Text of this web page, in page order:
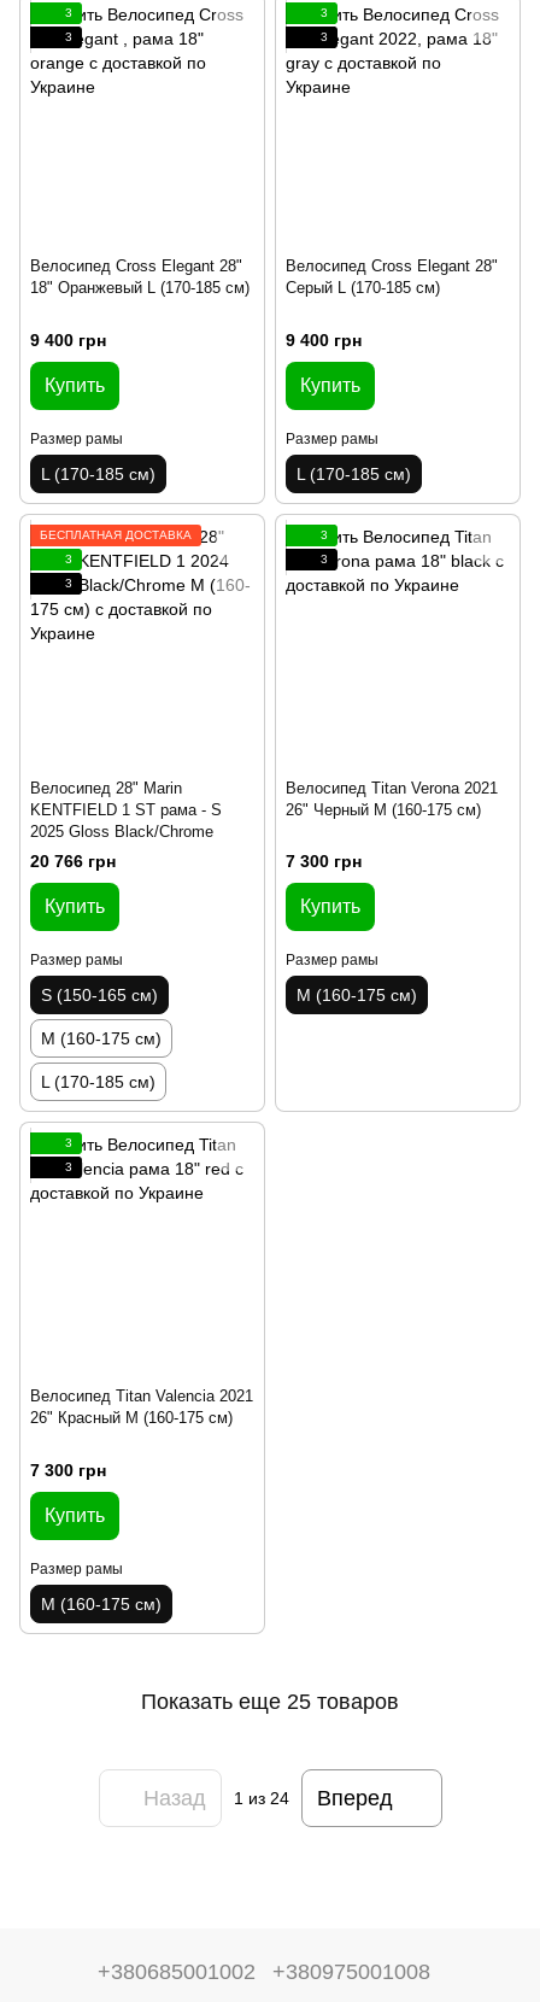
3
3
Велосипед Cross Elegant 28"
18" Оранжевый L (170-185 см)
9 400 грн
Купить
Размер рамы
L (170-185 см)
3
3
Велосипед Cross Elegant 28"
Серый L (170-185 см)
9 400 грн
Купить
Размер рамы
L (170-185 см)
БЕСПЛАТНАЯ ДОСТАВКА
3
3
Велосипед 28" Marin
KENTFIELD 1 ST рама - S
2025 Gloss Black/Chrome
20 766 грн
Купить
Размер рамы
S (150-165 см)
M (160-175 см)
L (170-185 см)
3
3
Велосипед Titan Verona 2021
26" Черный M (160-175 см)
7 300 грн
Купить
Размер рамы
M (160-175 см)
3
3
Велосипед Titan Valencia 2021
26" Красный M (160-175 см)
7 300 грн
Купить
Размер рамы
M (160-175 см)
Показать еще 25 товаров
Назад 1 из 24 Вперед
+380685001002 +380975001008